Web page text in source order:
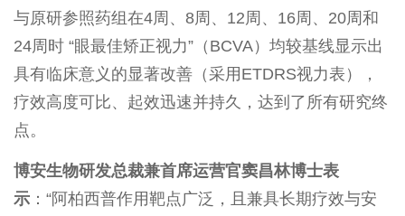
与原研参照药组在4周、8周、12周、16周、20周和
24周时 “眼最佳矫正视力”（BCVA）均较基线显示出
具有临床意义的显著改善（采用ETDRS视力表），
疗效高度可比、起效迅速并持久，达到了所有研究终
点。
博安生物研发总裁兼首席运营官窦昌林博士表
示 ：“阿柏西普作用靶点广泛，且兼具长期疗效与安